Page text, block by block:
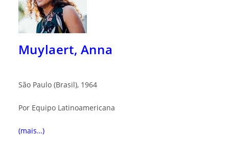
Muylaert, Anna
São Paulo (Brasil), 1964
Por Equipo Latinoamericana
(mais…)